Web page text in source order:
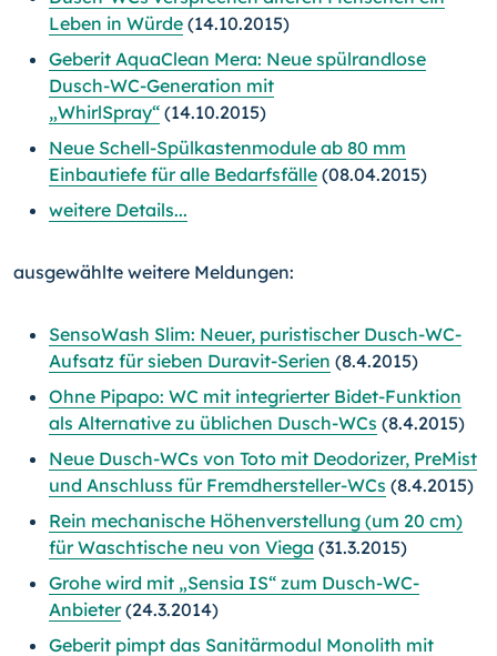
Leben in Würde (14.10.2015)
Geberit AquaClean Mera: Neue spülrandlose
Dusch-WC-Generation mit
„WhirlSpray“ (14.10.2015)
Neue Schell-Spülkastenmodule ab 80 mm
Einbautiefe für alle Bedarfsfälle (08.04.2015)
weitere Details...
ausgewählte weitere Meldungen:
SensoWash Slim: Neuer, puristischer Dusch-WC-
Aufsatz für sieben Duravit-Serien (8.4.2015)
Ohne Pipapo: WC mit integrierter Bidet-Funktion
als Alternative zu üblichen Dusch-WCs (8.4.2015)
Neue Dusch-WCs von Toto mit Deodorizer, PreMist
und Anschluss für Fremdhersteller-WCs (8.4.2015)
Rein mechanische Höhenverstellung (um 20 cm)
für Waschtische neu von Viega (31.3.2015)
Grohe wird mit „Sensia IS“ zum Dusch-WC-
Anbieter(24.3.2014)
Geberit pimpt das Sanitärmodul Monolith mit